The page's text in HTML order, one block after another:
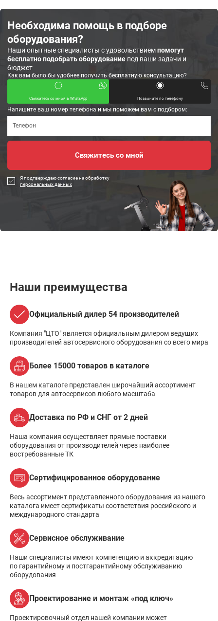
Необходима помощь в подборе
оборудования?
Наши опытные специалисты с удовольствиемпомогут
бесплатно подобрать оборудование под ваши задачи и
бюджет
Как вам было бы удобнее получить бесплатную консультацию?
Свяжитесь со мной в WhatsApp Позвоните по телефону
Напишите ваш номер телефона и мы поможем вам с подбором:
Я подтверждаю согласие на обработку
персональных данных
Наши преимущества
Официальный дилер 54 производителей
Компания "ЦТО" является официальным дилером ведущих
производителей автосервисного оборудования со всего мира
Более 15000 товаров в каталоге
В нашем каталоге представлен широчайший ассортимент
товаров для автосервисов любого масштаба
Доставка по РФ и СНГ от 2 дней
Наша компания осуществляет прямые поставки
оборудования от производителей через наиболее
востребованные ТК
Сертифицированное оборудование
Весь ассортимент представленного оборудования из нашего
каталога имеет сертификаты соответствия российского и
международного стандарта
Сервисное обслуживание
Наши специалисты имеют компетенцию и аккредитацию
по гарантийному и постгарантийному обслуживанию
оборудования
Проектирование и монтаж «под ключ»
Проектировочный отдел нашей компании может